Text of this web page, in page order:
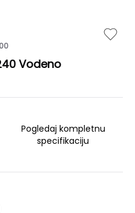
Vodeno
Pogledaj kompletnu
specifikaciju